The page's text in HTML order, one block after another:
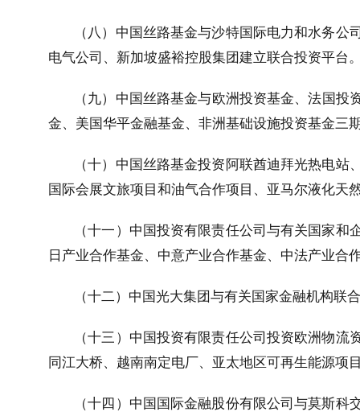
（八）中国丝路基金与沙特国际电力和水务
电气公司、新加坡盛裕控股集团建立联合投资平台
（九）中国丝路基金与欧洲投资基金、法国投
金、美国华平金融基金、非洲基础设施投资基金三
（十）中国丝路基金投资阿联酋迪拜光热电
国际会展文旅项目和油气合作项目、亚马尔液化天
（十一）中国投资有限责任公司与有关国家
日产业合作基金、中意产业合作基金、中法产业合
（十二）中国光大集团与有关国家金融机构联
（十三）中国投资有限责任公司投资欧洲物
同江大桥、越南南定电厂、亚太地区可再生能源项
（十四）中国国际金融股份有限公司与莫斯